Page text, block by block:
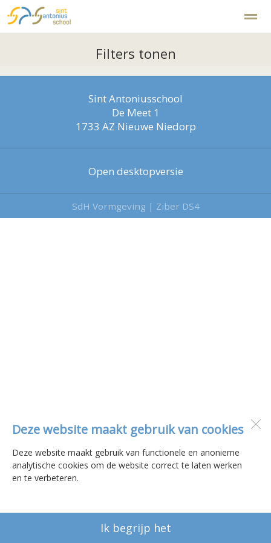
Klachtenregeling
Zoeken Foto's
Deze website maakt gebruik van cookies
Deze website maakt gebruik van functionele en anonieme
analytische cookies om de website correct te laten werken
en te verbeteren.
Ik begrijp het
Filters tonen
Sint Antoniusschool
De Meet 1
1733 AZ Nieuwe Niedorp
Open desktopversie
SdH Vormgeving | Ziber DS4